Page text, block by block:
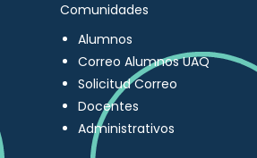
Comunidades
Alumnos
Correo Alumnos UAQ
Solicitud Correo
Docentes
Administrativos